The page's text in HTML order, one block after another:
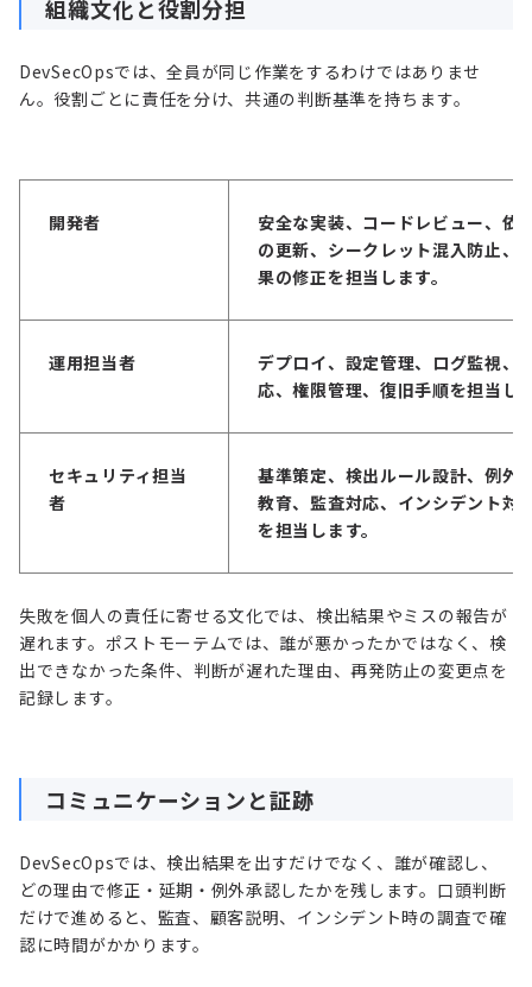
組織文化と役割分担
DevSecOpsでは、全員が同じ作業をするわけではありませ
ん。役割ごとに責任を分け、共通の判断基準を持ちます。
開発者
安全な実装、コードレビュー、依
の更新、シークレット混入防止、
果の修正を担当します。
運用担当者
デプロイ、設定管理、ログ監視、
応、権限管理、復旧手順を担当し
セキュリティ担当
者
基準策定、検出ルール設計、例外
教育、監査対応、インシデント対
を担当します。
失敗を個人の責任に寄せる文化では、検出結果やミスの報告が
遅れます。ポストモーテムでは、誰が悪かったかではなく、検
出できなかった条件、判断が遅れた理由、再発防止の変更点を
記録します。
コミュニケーションと証跡
DevSecOpsでは、検出結果を出すだけでなく、誰が確認し、
どの理由で修正・延期・例外承認したかを残します。口頭判断
だけで進めると、監査、顧客説明、インシデント時の調査で確
認に時間がかかります。